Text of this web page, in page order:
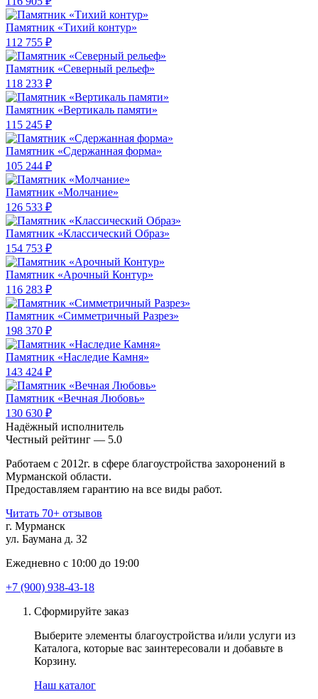
Памятник «Тихий контур»
112 755 ₽
Памятник «Северный рельеф»
118 233 ₽
Памятник «Вертикаль памяти»
115 245 ₽
Памятник «Сдержанная форма»
105 244 ₽
Памятник «Молчание»
126 533 ₽
Памятник «Классический Образ»
154 753 ₽
Памятник «Арочный Контур»
116 283 ₽
Памятник «Симметричный Разрез»
198 370 ₽
Памятник «Наследие Камня»
143 424 ₽
Памятник «Вечная Любовь»
130 630 ₽
Надёжный исполнитель
Чеcтный рейтинг — 5.0
Работаем с 2012г. в сфере благоустройства захоронений в
Мурманской области.
Предоставляем гарантию на все виды работ.
Читать 70+ отзывов
г. Мурманск
ул. Баумана д. 32
Ежедневно с 10:00 до 19:00
+7 (900) 938-43-18
Сформируйте заказ
Выберите элементы благоустройства и/или услуги из
Каталога, которые вас заинтересовали и добавьте в
Корзину.
Наш каталог